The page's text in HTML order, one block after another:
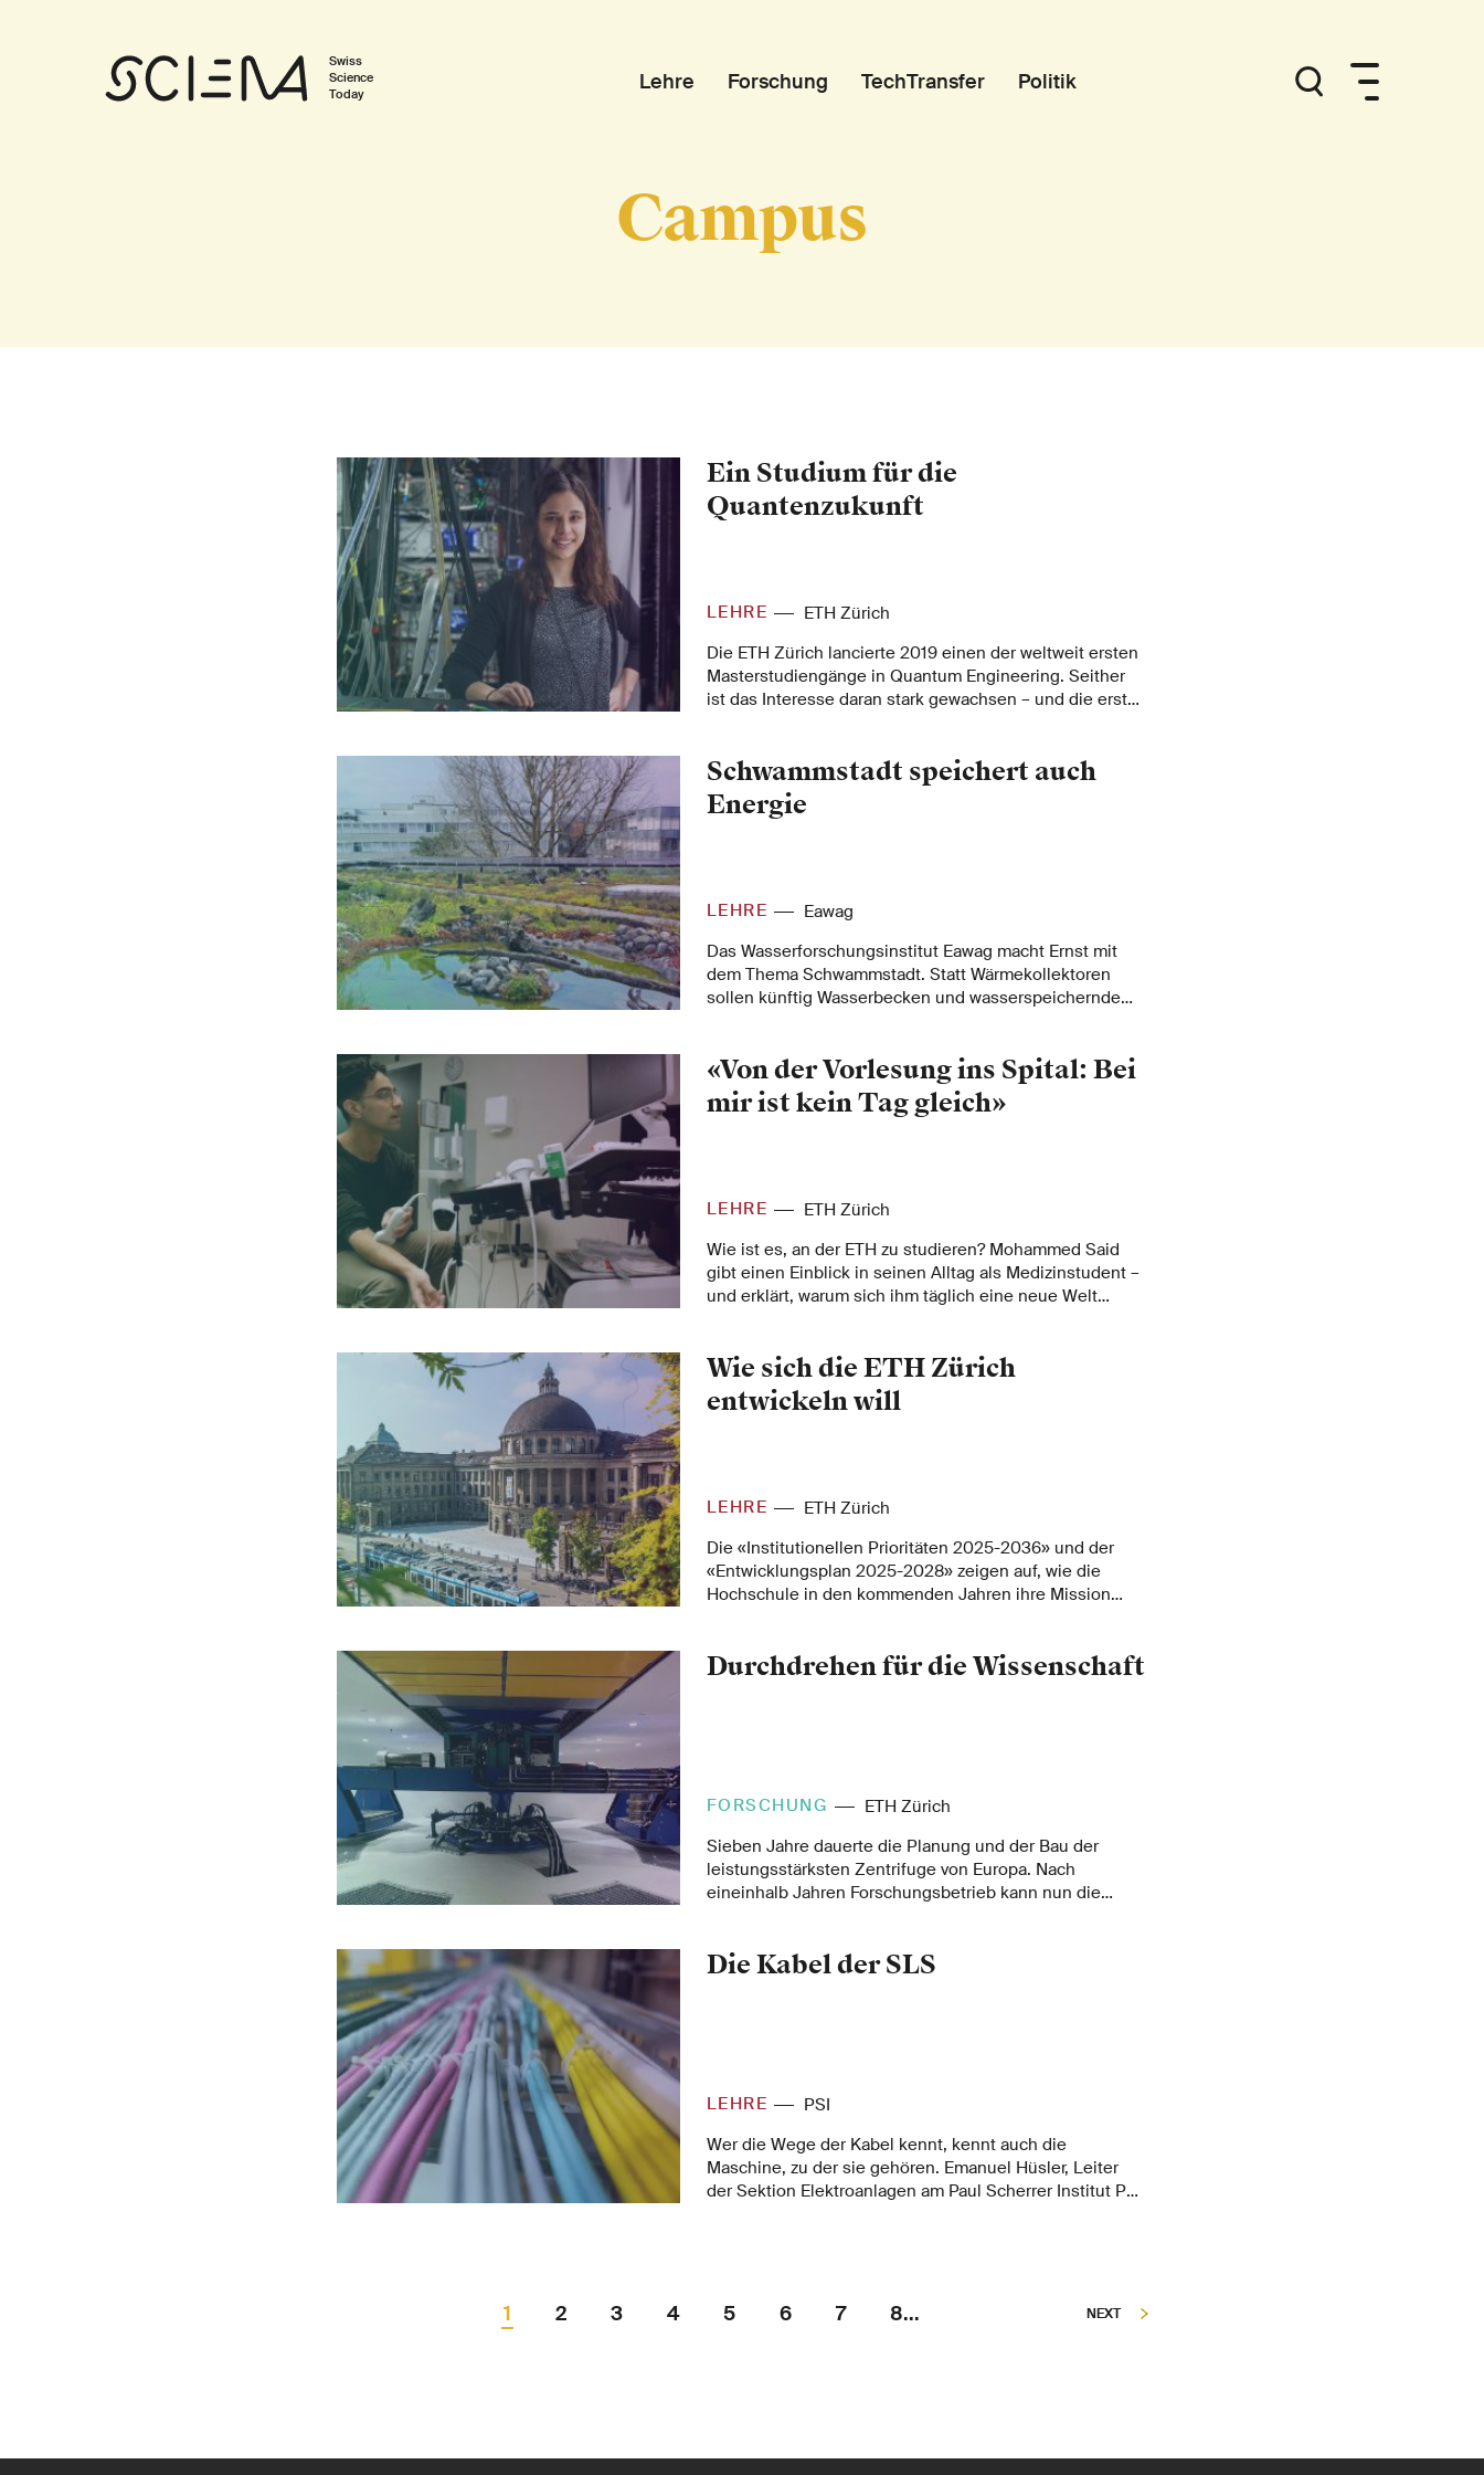
Swiss
Science
Today
Lehre Forschung TechTransfer Politik
Campus
Ein Studium für die
Quantenzukunft
LEHRE
ETH Zürich
Die ETH Zürich lancierte 2019 einen der weltweit ersten
Masterstudiengänge in Quantum Engineering. Seither
ist das Interesse daran stark gewachsen – und die ersten
Schwammstadt speichert auch
Energie
LEHRE
Eawag
Das Wasserforschungsinstitut Eawag macht Ernst mit
dem Thema Schwammstadt. Statt Wärmekollektoren
sollen künftig Wasserbecken und wasserspeichernde
Lebensraum bieten. Neu daran: Die Wasserbecken
werden als hochflexible Energiespeicher genutzt.
«Von der Vorlesung ins Spital: Bei
mir ist kein Tag gleich»
LEHRE
ETH Zürich
Wie ist es, an der ETH zu studieren? Mohammed Said
gibt einen Einblick in seinen Alltag als Medizinstudent –
und erklärt, warum sich ihm täglich eine neue Welt
Wie sich die ETH Zürich
entwickeln will
LEHRE
ETH Zürich
Die «Institutionellen Prioritäten 2025-2036» und der
«Entwicklungsplan 2025-2028» zeigen auf, wie die
Hochschule in den kommenden Jahren ihre Mission
Durchdrehen für die Wissenschaft
FORSCHUNG
ETH Zürich
Sieben Jahre dauerte die Planung und der Bau der
leistungsstärksten Zentrifuge von Europa. Nach
eineinhalb Jahren Forschungsbetrieb kann nun die
dabei kein Zufall.
Die Kabel der SLS
LEHRE
PSI
Wer die Wege der Kabel kennt, kennt auch die
Maschine, zu der sie gehören. Emanuel Hüsler, Leiter
der Sektion Elektroanlagen am Paul Scherrer Institut PSI,
1 2 3 4 5 6 7 8... NEXT